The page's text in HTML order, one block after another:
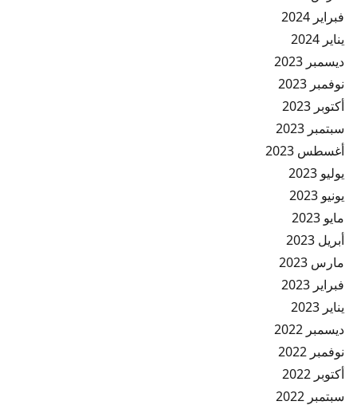
فبراير 2024
يناير 2024
ديسمبر 2023
نوفمبر 2023
أكتوبر 2023
سبتمبر 2023
أغسطس 2023
يوليو 2023
يونيو 2023
مايو 2023
أبريل 2023
مارس 2023
فبراير 2023
يناير 2023
ديسمبر 2022
نوفمبر 2022
أكتوبر 2022
سبتمبر 2022